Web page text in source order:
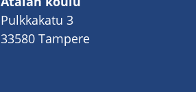
Pulkkakatu 3
33580 Tampere